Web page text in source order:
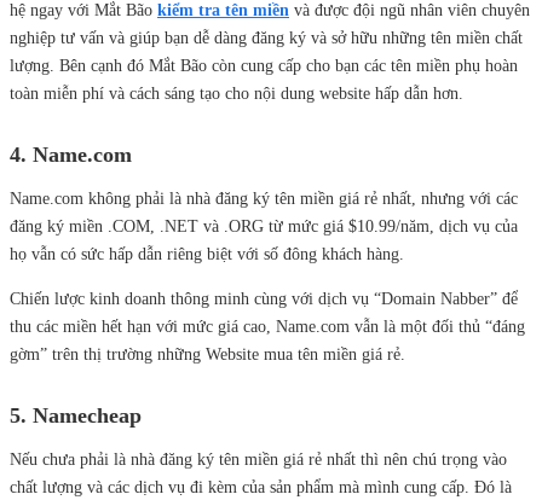
hệ ngay với Mắt Bão kiểm tra tên miền và được đội ngũ nhân viên chuyên
nghiệp tư vấn và giúp bạn dễ dàng đăng ký và sở hữu những tên miền chất
lượng. Bên cạnh đó Mắt Bão còn cung cấp cho bạn các tên miền phụ hoàn
toàn miễn phí và cách sáng tạo cho nội dung website hấp dẫn hơn.
4. Name.com
Name.com không phải là nhà đăng ký tên miền giá rẻ nhất, nhưng với các
đăng ký miền .COM, .NET và .ORG từ mức giá $10.99/năm, dịch vụ của
họ vẫn có sức hấp dẫn riêng biệt với số đông khách hàng.
Chiến lược kinh doanh thông minh cùng với dịch vụ “Domain Nabber” để
thu các miền hết hạn với mức giá cao, Name.com vẫn là một đối thủ “đáng
gờm” trên thị trường những Website mua tên miền giá rẻ.
5. Namecheap
Nếu chưa phải là nhà đăng ký tên miền giá rẻ nhất thì nên chú trọng vào
chất lượng và các dịch vụ đi kèm của sản phẩm mà mình cung cấp. Đó là